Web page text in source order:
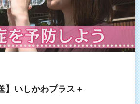
】いしかわプラス＋